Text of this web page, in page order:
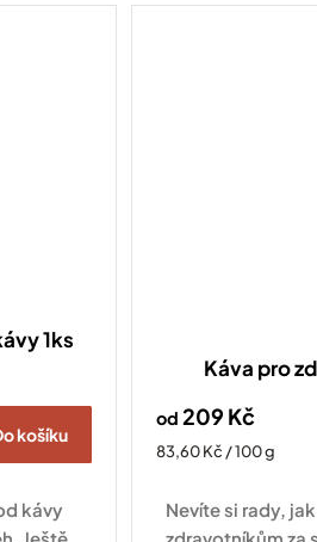
tříbarevný
1ks
košíku
kávy
Káva pro
od 209 Kč
Měrná
83,60 Kč / 100 g
Nevíte si rady,